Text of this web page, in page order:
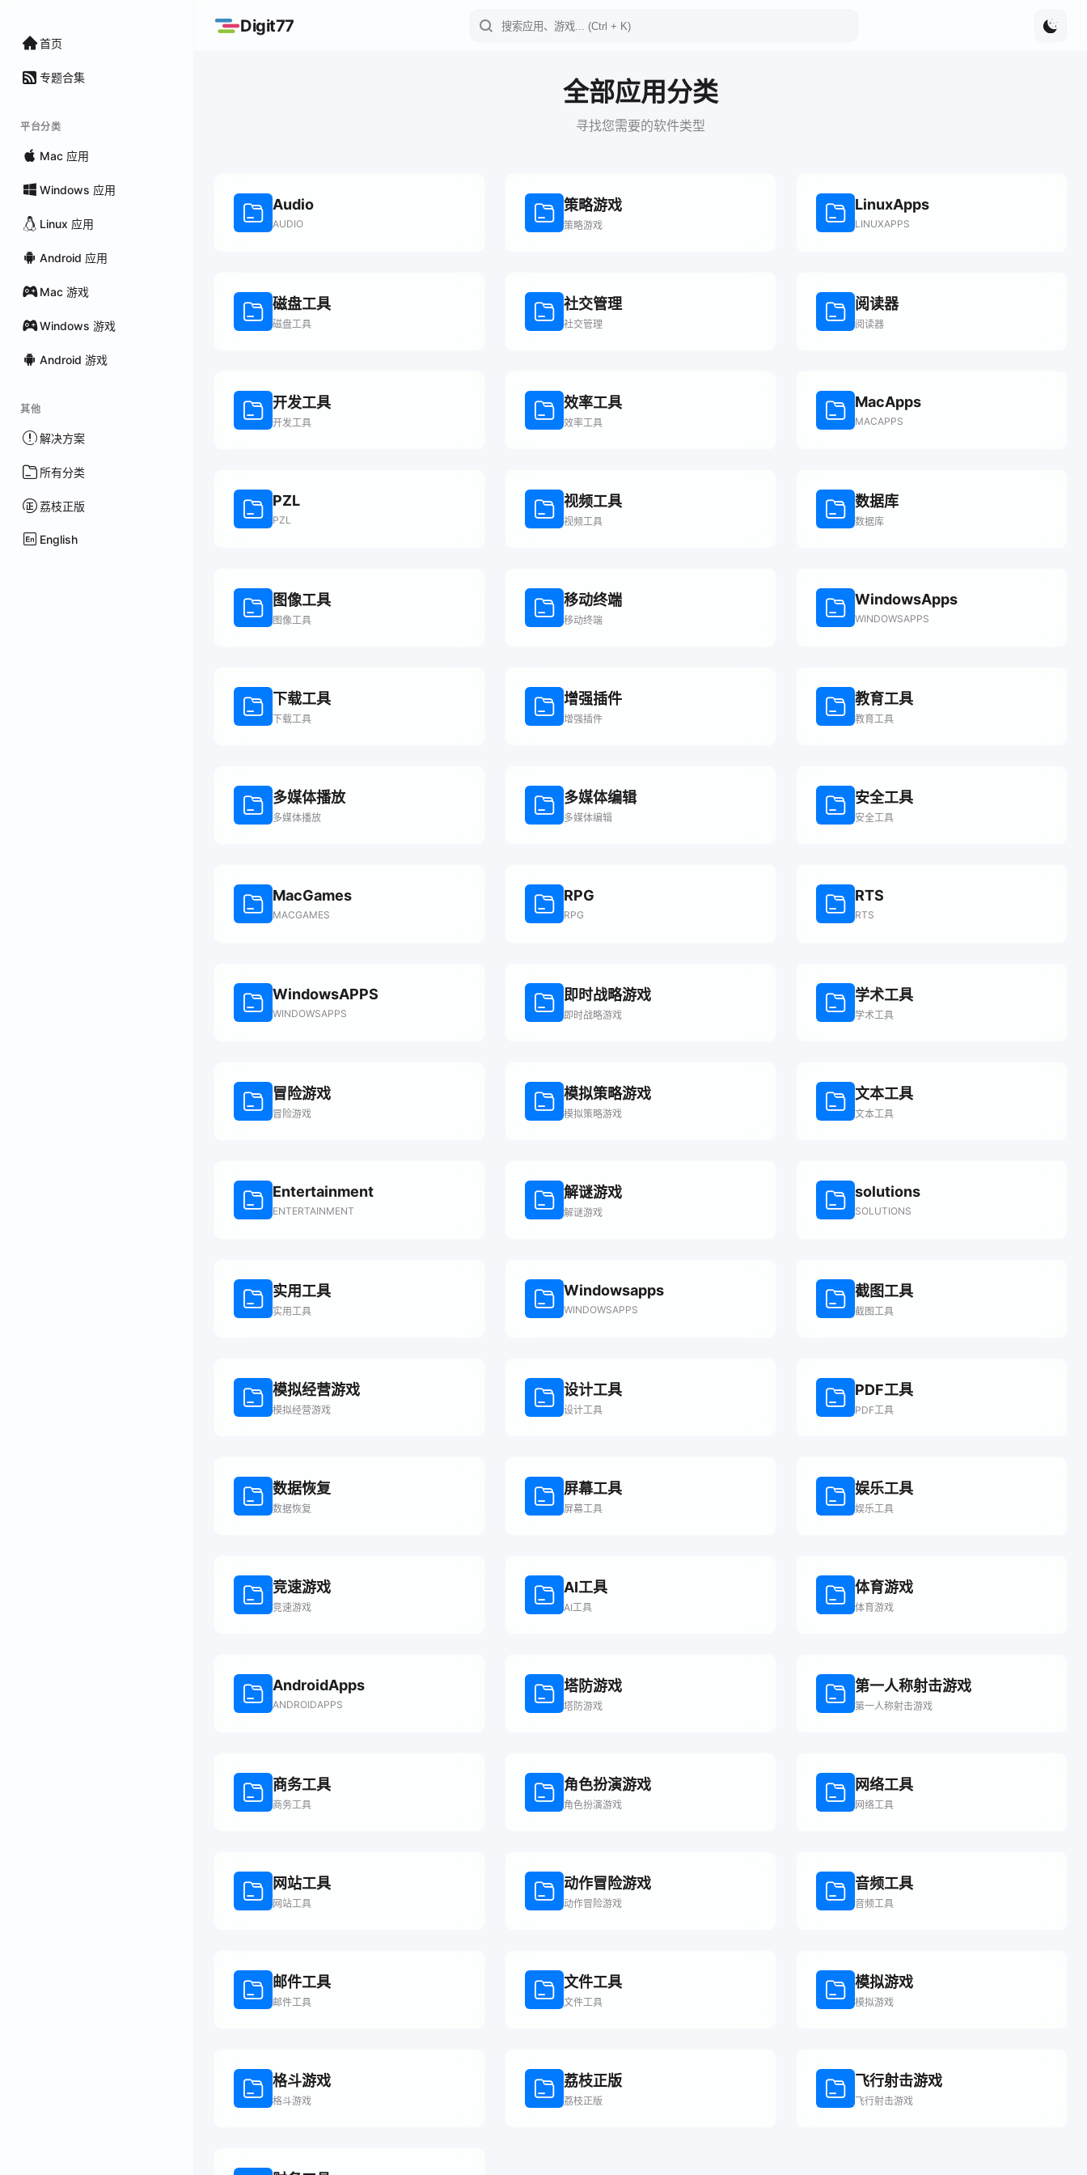
首页
专题合集
平台分类
Mac 应用
Windows 应用
Linux 应用
Android 应用
Mac 游戏
Windows 游戏
Android 游戏
其他
解决方案
所有分类
荔枝正版
English
Digit77
全部应用分类
寻找您需要的软件类型
Audio
AUDIO
策略游戏
策略游戏
LinuxApps
LINUXAPPS
磁盘工具
磁盘工具
社交管理
社交管理
阅读器
阅读器
开发工具
开发工具
效率工具
效率工具
MacApps
MACAPPS
PZL
PZL
视频工具
视频工具
数据库
数据库
图像工具
图像工具
移动终端
移动终端
WindowsApps
WINDOWSAPPS
下载工具
下载工具
增强插件
增强插件
教育工具
教育工具
多媒体播放
多媒体播放
多媒体编辑
多媒体编辑
安全工具
安全工具
MacGames
MACGAMES
RPG
RPG
RTS
RTS
WindowsAPPS
WINDOWSAPPS
即时战略游戏
即时战略游戏
学术工具
学术工具
冒险游戏
冒险游戏
模拟策略游戏
模拟策略游戏
文本工具
文本工具
Entertainment
ENTERTAINMENT
解谜游戏
解谜游戏
solutions
SOLUTIONS
实用工具
实用工具
Windowsapps
WINDOWSAPPS
截图工具
截图工具
模拟经营游戏
模拟经营游戏
设计工具
设计工具
PDF工具
PDF工具
数据恢复
数据恢复
屏幕工具
屏幕工具
娱乐工具
娱乐工具
竞速游戏
竞速游戏
AI工具
AI工具
体育游戏
体育游戏
AndroidApps
ANDROIDAPPS
塔防游戏
塔防游戏
第一人称射击游戏
第一人称射击游戏
商务工具
商务工具
角色扮演游戏
角色扮演游戏
网络工具
网络工具
网站工具
网站工具
动作冒险游戏
动作冒险游戏
音频工具
音频工具
邮件工具
邮件工具
文件工具
文件工具
模拟游戏
模拟游戏
格斗游戏
格斗游戏
荔枝正版
荔枝正版
飞行射击游戏
飞行射击游戏